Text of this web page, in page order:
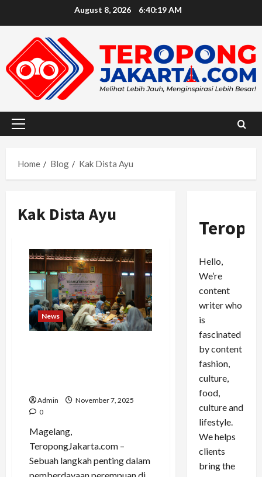
August 8, 2026 6:40:20 AM
Primary
Home
Blog Kak Dista Ayu
Kak Dista Ayu
News
Admin
November 7, 2025
0
Magelang,
TeropongJakarta.com –
Sebuah langkah penting dalam
Hello,
We’re
content
writer who
is
fascinated
by content
fashion,
culture,
food,
culture and
lifestyle.
We helps
clients
bring the